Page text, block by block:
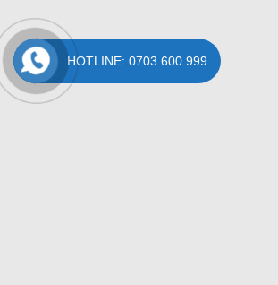
HOTLINE: 0703 600 999